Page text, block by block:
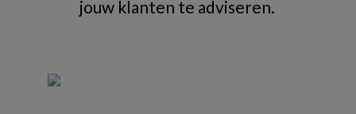
jouw klanten te adviseren.